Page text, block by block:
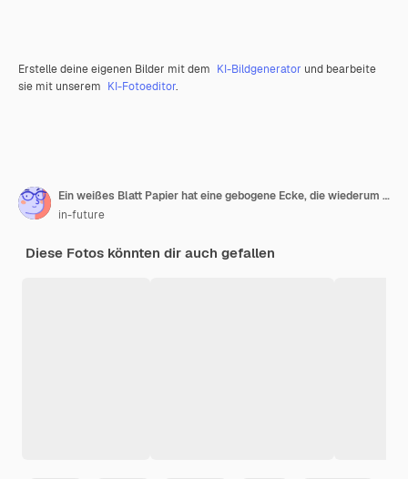
Erstelle deine eigenen Bilder mit dem KI-Bildgenerator und bearbeite
sie mit unserem KI-Fotoeditor.
Ein weißes Blatt Papier hat eine gebogene Ecke, die wiederum eine gebogene Ecke hat.
in-future
Diese Fotos könnten dir auch gefallen